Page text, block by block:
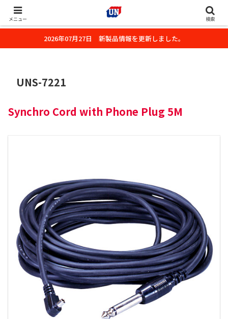
株式会社ユーエヌのオフィシャルホームページです。デジタルカメラ・カメ
ラ・水中撮影用の撮影アクセサリーのご紹介をいたします。
2026年07月27日 新製品情報を更新しました。
UNS-7221
Synchro Cord with Phone Plug 5M
メニュー 検索